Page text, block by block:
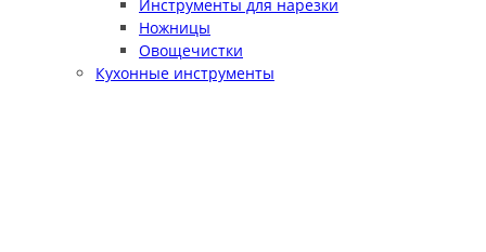
Инструменты для нарезки
Ножницы
Овощечистки
Кухонные инструменты